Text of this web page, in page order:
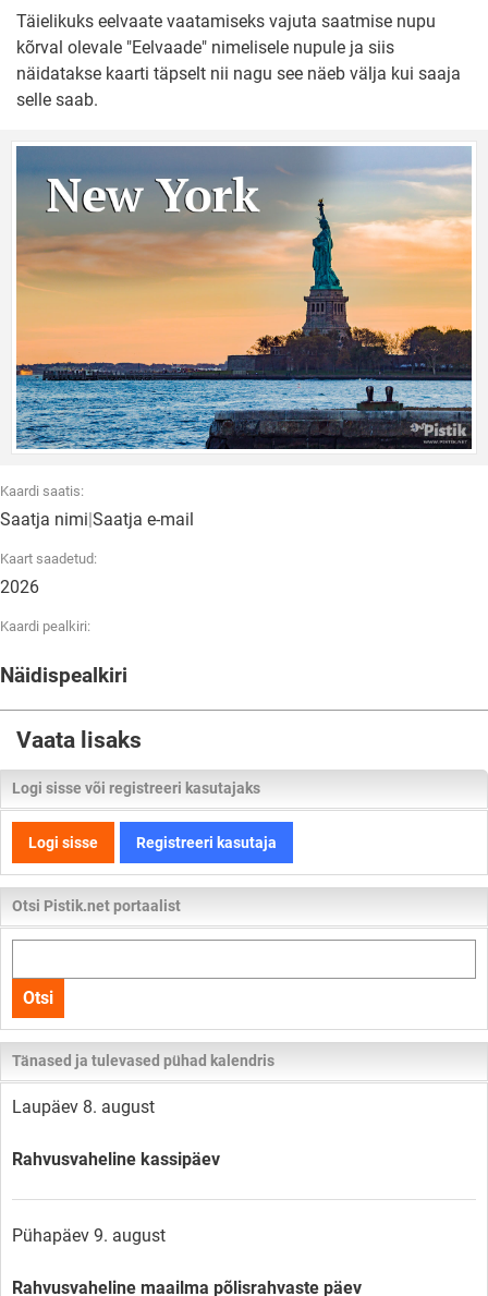
Täielikuks eelvaate vaatamiseks vajuta saatmise nupu
kõrval olevale "Eelvaade" nimelisele nupule ja siis
näidatakse kaarti täpselt nii nagu see näeb välja kui saaja
selle saab.
Kaardi saatis:
Saatja nimi Saatja e-mail
Kaart saadetud:
2026
Kaardi pealkiri:
Näidispealkiri
Vaata lisaks
Logi sisse või registreeri kasutajaks
Logi sisse Registreeri kasutaja
Otsi Pistik.net portaalist
kogu
lehelt
Otsi
Tänased ja tulevased pühad kalendris
Laupäev 8. august
Rahvusvaheline kassipäev
Pühapäev 9. august
Rahvusvaheline maailma põlisrahvaste päev